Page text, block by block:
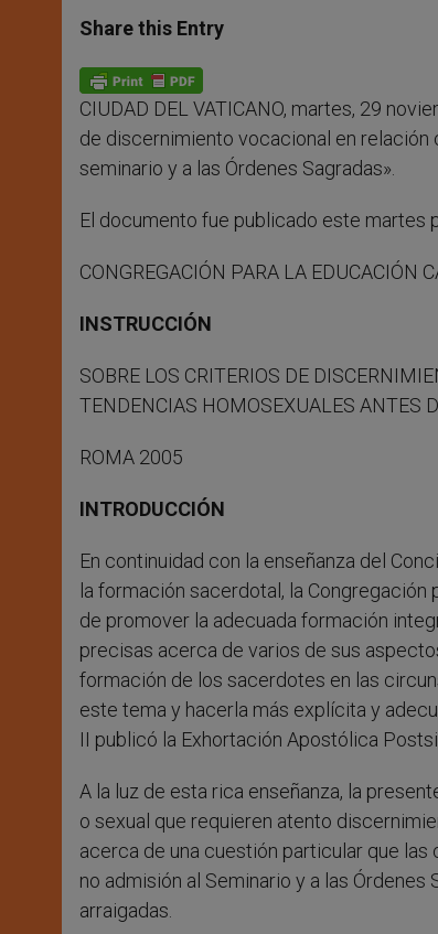
t
s
p
p
s
e
g
e
r
e
b
o
k
Share this Entry
CIUDAD DEL VATICANO, martes, 29
de discernimiento vocacional en relación
seminario y a las Órdenes Sagradas».
El documento fue publicado este martes
CONGREGACIÓN PARA LA EDUCACIÓN
INSTRUCCIÓN
SOBRE LOS CRITERIOS DE
TENDENCIAS HOMOSEXUALES ANTES
ROMA 2005
INTRODUCCIÓN
En continuidad con la enseñanza del
la formación sacerdotal, la
de promover la adecuada formación
precisas acerca de varios de sus
formación de los sacerdotes en las
este tema y hacerla más explícita y
II publicó la Exhortación Apostólica
A la luz de esta rica enseñanza, la
o sexual que requieren atento
acerca de una cuestión particular que las
no admisión al Seminario y a las
arraigadas.